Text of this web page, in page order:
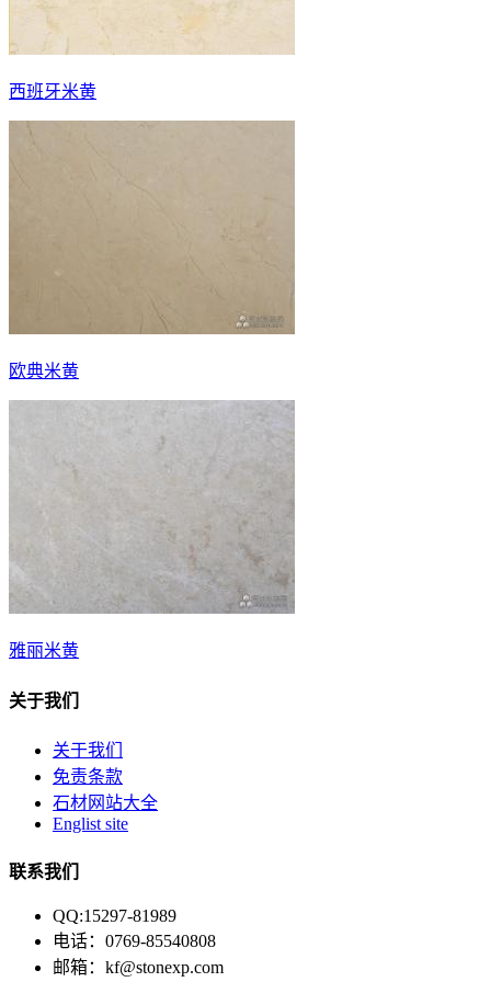
西班牙米黄
欧典米黄
雅丽米黄
关于我们
关于我们
免责条款
石材网站大全
Englist site
联系我们
QQ:15297-81989
电话：0769-85540808
邮箱：kf@stonexp.com